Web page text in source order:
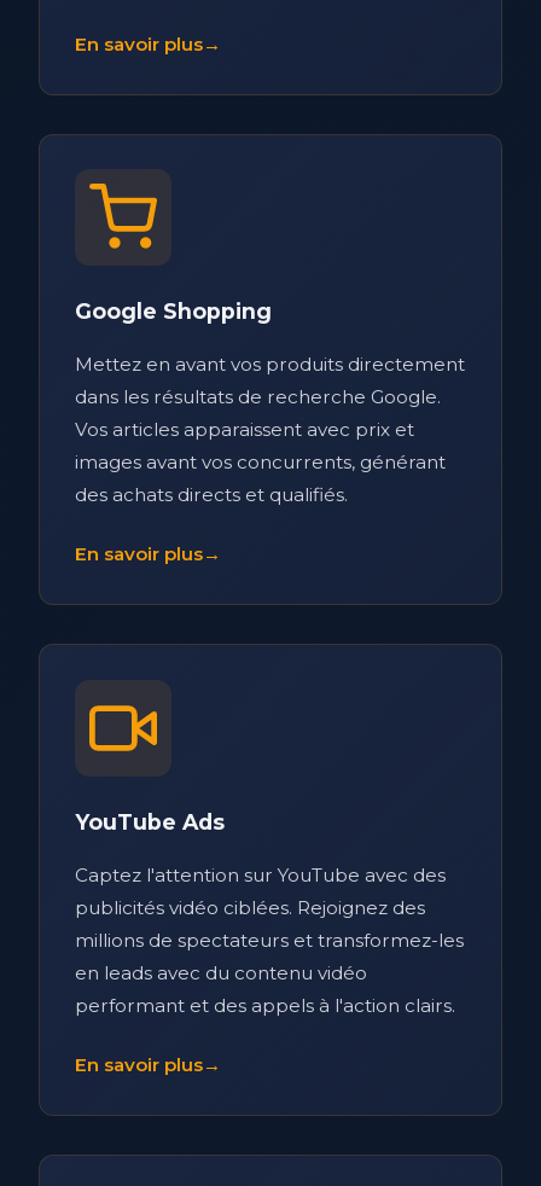
En savoir plus→
Google Shopping
Mettez en avant vos produits directement
dans les résultats de recherche Google.
Vos articles apparaissent avec prix et
images avant vos concurrents, générant
des achats directs et qualifiés.
En savoir plus→
YouTube Ads
Captez l'attention sur YouTube avec des
publicités vidéo ciblées. Rejoignez des
millions de spectateurs et transformez-les
en leads avec du contenu vidéo
performant et des appels à l'action clairs.
En savoir plus→